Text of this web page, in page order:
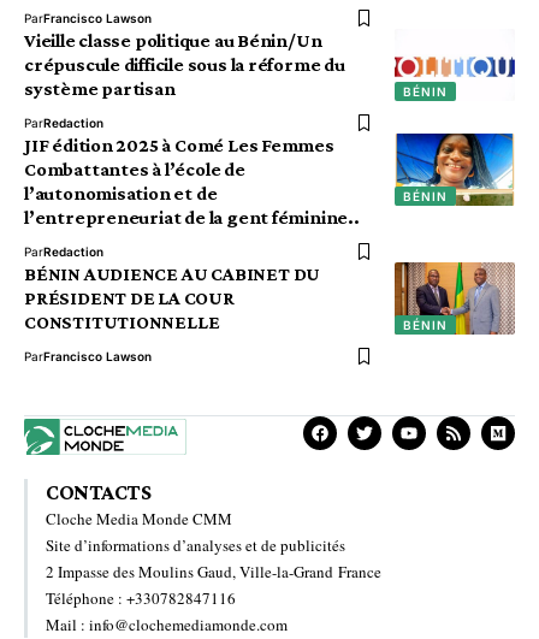
ParFrancisco Lawson
BÉNIN
Vieille classe politique au Bénin/Un
crépuscule difficile sous la réforme du
système partisan
ParRedaction
BÉNIN
JIF édition 2025 à Comé Les Femmes
Combattantes à l’école de
l’autonomisation et de
l’entrepreneuriat de la gent féminine..
ParRedaction
BÉNIN
BÉNIN AUDIENCE AU CABINET DU
PRÉSIDENT DE LA COUR
CONSTITUTIONNELLE
ParFrancisco Lawson
CONTACTS
Cloche Media Monde CMM
Site d’informations d’analyses et de publicités
2 Impasse des Moulins Gaud, Ville-la-Grand France
Téléphone : +330782847116
Mail : info@clochemediamonde.com